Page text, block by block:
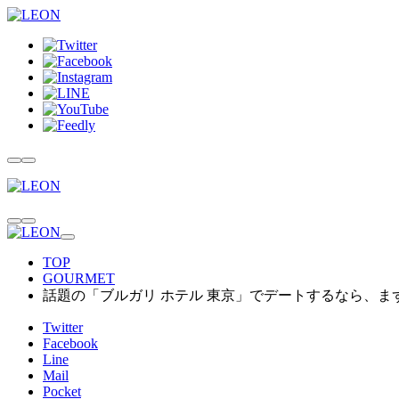
TOP
GOURMET
話題の「ブルガリ ホテル 東京」でデートするなら、ま
Twitter
Facebook
Line
Mail
Pocket